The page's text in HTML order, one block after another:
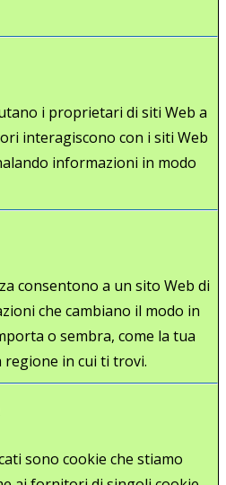
i proprietari di siti Web a
interagiscono con i siti Web
informazioni in modo
consentono a un sito Web di
che cambiano il modo in
o sembra, come la tua
in cui ti trovi.
sono cookie che stiamo